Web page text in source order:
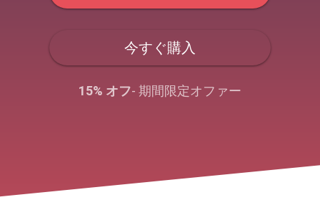
今すぐ購入
15% オフ- 期間限定オファー